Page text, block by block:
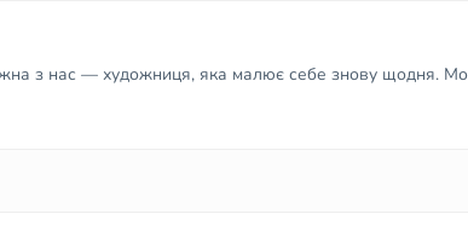
з нас — художниця, яка малює себе знову щодня.